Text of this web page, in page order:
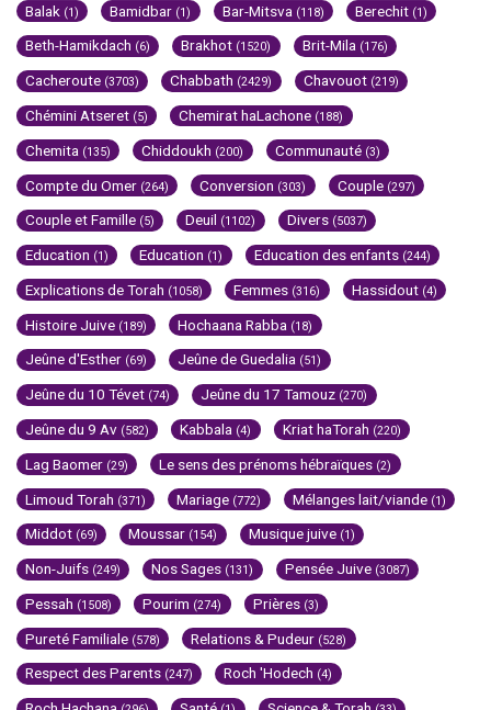
Balak (1) Bamidbar (1) Bar-Mitsva (118) Berechit (1)
Beth-Hamikdach (6) Brakhot (1520) Brit-Mila (176)
Cacheroute (3703) Chabbath (2429) Chavouot (219)
Chémini Atseret (5) Chemirat haLachone (188)
Chemita (135) Chiddoukh (200) Communauté (3)
Compte du Omer (264) Conversion (303) Couple (297)
Couple et Famille (5) Deuil (1102) Divers (5037)
Education (1) Education (1) Education des enfants (244)
Explications de Torah (1058) Femmes (316) Hassidout (4)
Histoire Juive (189) Hochaana Rabba (18)
Jeûne d'Esther (69) Jeûne de Guedalia (51)
Jeûne du 10 Tévet (74) Jeûne du 17 Tamouz (270)
Jeûne du 9 Av (582) Kabbala (4) Kriat haTorah (220)
Lag Baomer (29) Le sens des prénoms hébraïques (2)
Limoud Torah (371) Mariage (772) Mélanges lait/viande (1)
Middot (69) Moussar (154) Musique juive (1)
Non-Juifs (249) Nos Sages (131) Pensée Juive (3087)
Pessah (1508) Pourim (274) Prières (3)
Pureté Familiale (578) Relations & Pudeur (528)
Respect des Parents (247) Roch 'Hodech (4)